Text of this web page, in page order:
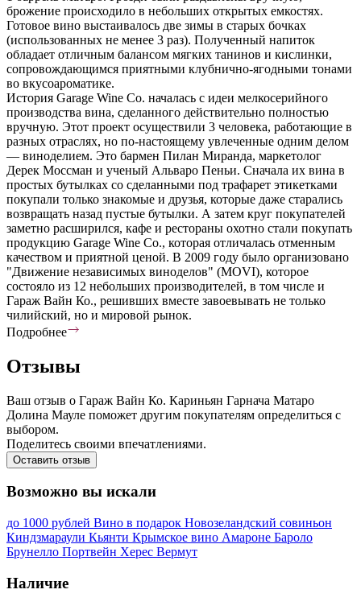
брожение происходило в небольших открытых емкостях.
Готовое вино выстаивалось две зимы в старых бочках
(использованных не менее 3 раз). Полученный напиток
обладает отличным балансом мягких танинов и кислинки,
сопровождающимся приятными клубнично-ягодными тонами
во вкусоароматике.
История Garage Wine Co. началась с идеи мелкосерийного
производства вина, сделанного действительно полностью
вручную. Этот проект осуществили 3 человека, работающие в
разных отраслях, но по-настоящему увлеченные одним делом
— виноделием. Это бармен Пилан Миранда, маркетолог
Дерек Моссман и ученый Альваро Пеньи. Сначала их вина в
простых бутылках со сделанными под трафарет этикетками
покупали только знакомые и друзья, которые даже старались
возвращать назад пустые бутылки. А затем круг покупателей
заметно расширился, кафе и рестораны охотно стали покупать
продукцию Garage Wine Co., которая отличалась отменным
качеством и приятной ценой. В 2009 году было организовано
"Движение независимых виноделов" (MOVI), которое
состояло из 12 небольших производителей, в том числе и
Гараж Вайн Ко., решивших вместе завоевывать не только
чилийский, но и мировой рынок.
Подробнее
Отзывы
Ваш отзыв о Гараж Вайн Ко. Кариньян Гарнача Матаро
Долина Мауле поможет другим покупателям определиться с
выбором.
Поделитесь своими впечатлениями.
Оставить отзыв
Возможно вы искали
до 1000 рублей Вино в подарок Новозеландский совиньон
Киндзмараули Кьянти Крымское вино Амароне Бароло
Брунелло Портвейн Херес Вермут
Наличие